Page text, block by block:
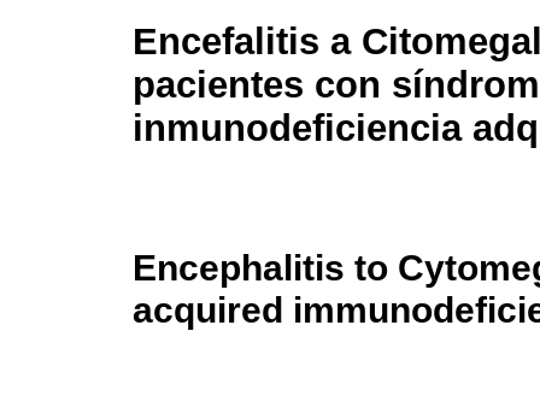
Encefalitis a
pacientes con
inmunodeficiencia
Encephalitis to
acquired